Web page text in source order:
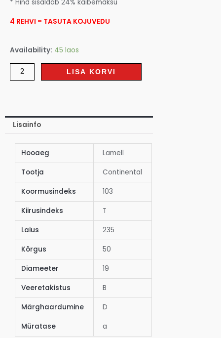
* Hind sisaldab 24% käibemaksu
4 REHVI = TASUTA KOJUVEDU
Availability: 45 laos
LISA KORVI
Lisainfo
Hooaeg Lamell
Tootja Continental
Koormusindeks 103
Kiirusindeks T
Laius 235
Kõrgus 50
Diameeter 19
Veeretakistus B
Märghaardumine D
Müratase a